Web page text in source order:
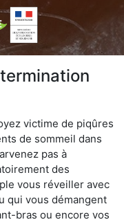
victime de piqûres
de sommeil dans
pas à
des
vous réveiller avec
qui vous démangent
bras ou encore vos